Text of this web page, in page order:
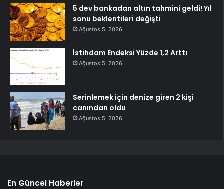
5 dev bankadan altın tahmini geldi! Yıl
sonu beklentileri değişti
Ağustos 5, 2026
İstihdam Endeksi Yüzde 1,2 Arttı
Ağustos 5, 2026
Serinlemek için denize giren 2 kişi
canından oldu
Ağustos 5, 2026
En Güncel Haberler